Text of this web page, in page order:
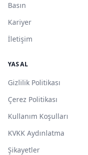
Basın
Kariyer
İletişim
YASAL
Gizlilik Politikası
Çerez Politikası
Kullanım Koşulları
KVKK Aydınlatma
Şikayetler